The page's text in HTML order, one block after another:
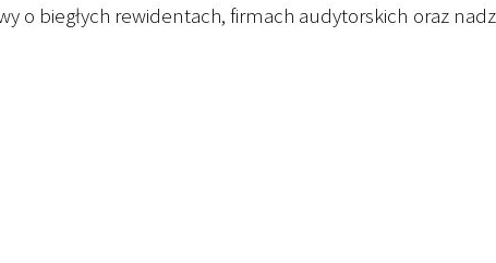
o biegłych rewidentach, firmach audytorskich oraz